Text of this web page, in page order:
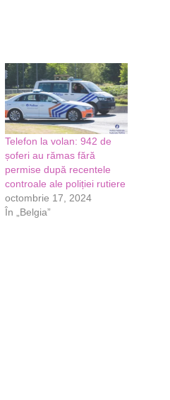
Telefon la volan: 942 de
șoferi au rămas fără
permise după recentele
controale ale poliției rutiere
octombrie 17, 2024
În „Belgia”